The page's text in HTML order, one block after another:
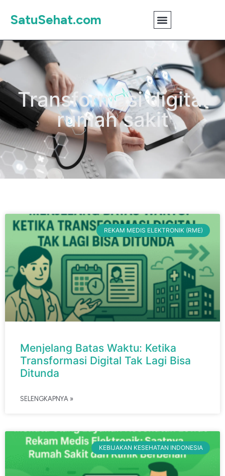
SatuSehat.com
Transformasi digital
rumah sakit
REKAM MEDIS ELEKTRONIK (RME)
Menjelang Batas Waktu: Ketika
Transformasi Digital Tak Lagi Bisa
Ditunda
SELENGKAPNYA »
KEBIJAKAN KESEHATAN INDONESIA